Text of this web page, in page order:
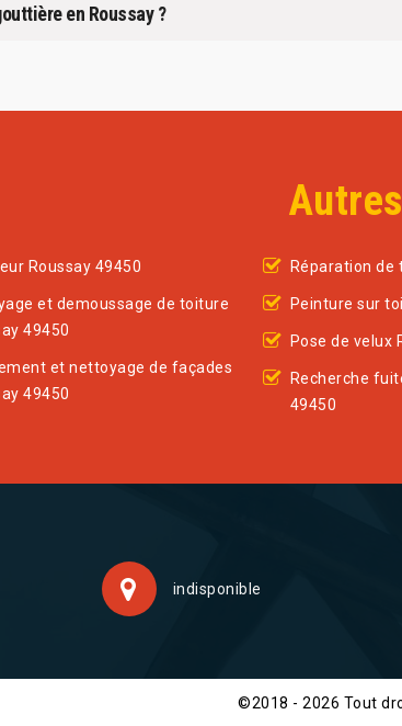
en Roussay ?
Roussay 49450
et demoussage de toiture
49450
et nettoyage de façades
49450
Réparation de
Peinture sur
Pose de velux
Recherche
49450
indisponible
©2018 - 2026 Tout